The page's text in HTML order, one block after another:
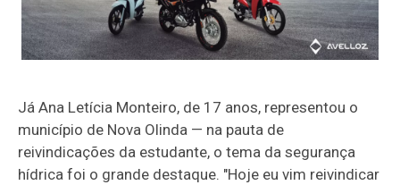
Já Ana Letícia Monteiro, de 17 anos, representou o
município de Nova Olinda — na pauta de
reivindicações da estudante, o tema da segurança
hídrica foi o grande destaque. "Hoje eu vim reivindicar